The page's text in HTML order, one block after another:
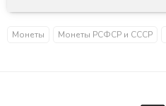
Монеты Монеты РСФСР и СССР